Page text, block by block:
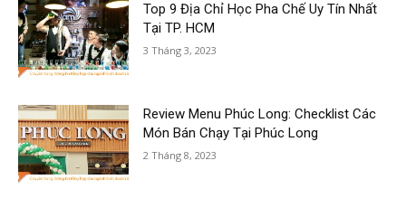
Top 9 Địa Chỉ Học Pha Chế Uy Tín Nhất
Tại TP. HCM
3 Tháng 3, 2023
Review Menu Phúc Long: Checklist Các
Món Bán Chạy Tại Phúc Long
2 Tháng 8, 2023